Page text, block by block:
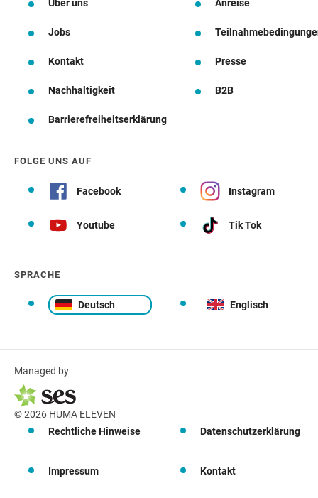
Über uns Anreise
Jobs
Kontakt Presse
Nachhaltigkeit B2B
Barrierefreiheitserklärung
FOLGE UNS AUF
Facebook Instagram
Youtube Tik Tok
SPRACHE
Deutsch Englisch
Managed by
© 2026 HUMA ELEVEN
Rechtliche Hinweise
Datenschutzerklärung
Impressum Kontakt